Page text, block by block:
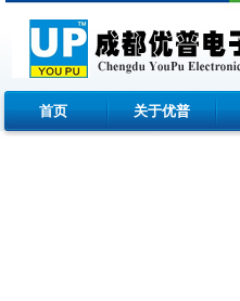
首页 关于优普